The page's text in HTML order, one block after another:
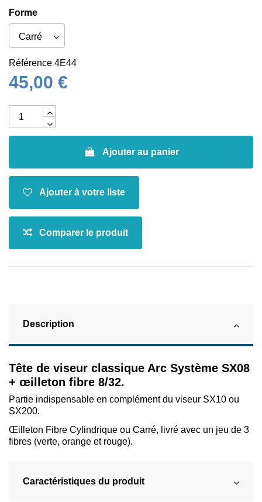
Forme
Référence 4E44
45,00 €
Ajouter au panier
Description
Tête de viseur classique Arc Système SX08
+ œilleton fibre 8/32.
Partie indispensable en complément du viseur SX10 ou
SX200.
Œilleton Fibre Cylindrique ou Carré, livré avec un jeu de 3
fibres (verte, orange et rouge).
Caractéristiques du produit